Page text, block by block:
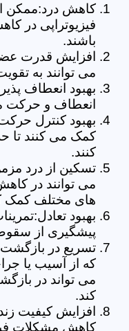
کاهش درد:ممکن
فیزیوتراپی در
باشند.
افزایش قدرت
می توانند به
بهبود انعطاف
انعطاف و حرکت
بهبود کنترل
کمک می کنند تا
کنند.
تسکین از درد
می توانند در
های مختلف کمک
بهبود
پیشگیری از
تسریع در
که از آسیب یا
می تواند در
کند.
افزایش کیفیت
کاهش مشکلات